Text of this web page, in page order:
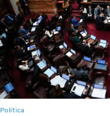
Política